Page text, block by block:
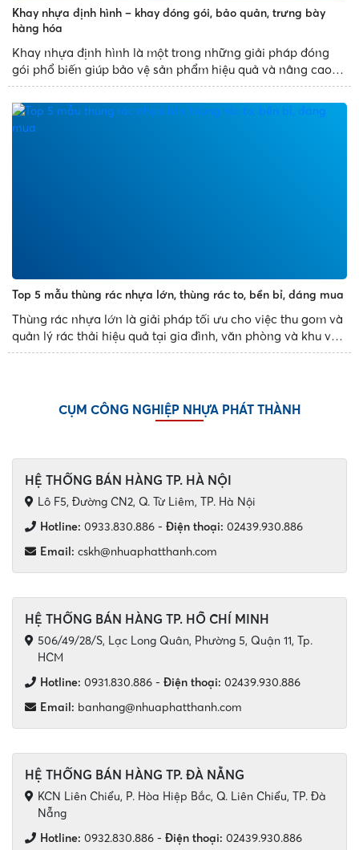
Khay nhựa định hình – khay đóng gói, bảo quản, trưng bày
hàng hóa
Khay nhựa định hình là một trong những giải pháp đóng
gói phổ biến giúp bảo vệ sản phẩm hiệu quả và nâng cao
tính thẩm mỹ. Với thiết kế đa dạng, sản xuất theo khuôn
mẫu có sẵn, khay nhựa định hình mang đến những sản
phẩm đẹp...
Top 5 mẫu thùng rác nhựa lớn, thùng rác to, bền bỉ, đáng mua
Thùng rác nhựa lớn là giải pháp tối ưu cho việc thu gom và
quản lý rác thải hiệu quả tại gia đình, văn phòng và khu vực
công cộng. Với thiết kế bền bỉ, dung tích đa dạng và tính
CỤM CÔNG NGHIỆP NHỰA PHÁT THÀNH
HỆ THỐNG BÁN HÀNG TP. HÀ NỘI
Lô F5, Đường CN2, Q. Từ Liêm, TP. Hà Nội
Hotline: 0933.830.886 - Điện thoại: 02439.930.886
Email: cskh@nhuaphatthanh.com
HỆ THỐNG BÁN HÀNG TP. HỒ CHÍ MINH
506/49/28/S, Lạc Long Quân, Phường 5, Quận 11, Tp.
HCM
Hotline: 0931.830.886 - Điện thoại: 02439.930.886
Email: banhang@nhuaphatthanh.com
HỆ THỐNG BÁN HÀNG TP. ĐÀ NẴNG
KCN Liên Chiểu, P. Hòa Hiệp Bắc, Q. Liên Chiểu, TP. Đà
Nẵng
Hotline: 0932.830.886 - Điện thoại: 02439.930.886